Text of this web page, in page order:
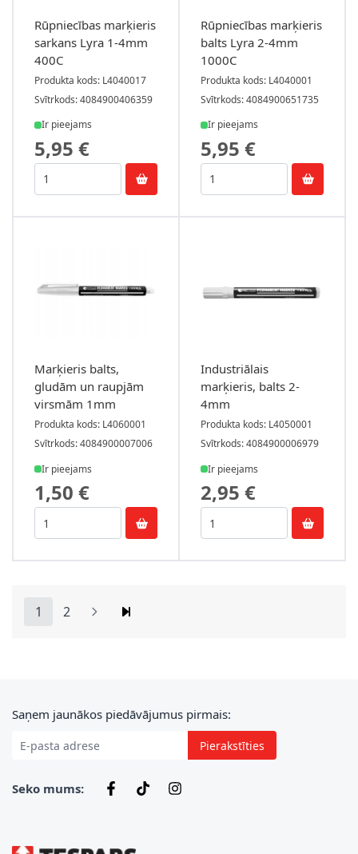
Rūpniecības marķieris
sarkans Lyra 1-4mm
400C
Produkta kods: L4040017
Svītrkods: 4084900406359
Ir pieejams
5,95 €
Rūpniecības marķieris
balts Lyra 2-4mm
1000C
Produkta kods: L4040001
Svītrkods: 4084900651735
Ir pieejams
5,95 €
Marķieris balts,
gludām un raupjām
virsmām 1mm
Produkta kods: L4060001
Svītrkods: 4084900007006
Ir pieejams
1,50 €
Industriālais
marķieris, balts 2-
4mm
Produkta kods: L4050001
Svītrkods: 4084900006979
Ir pieejams
2,95 €
You're currently reading page
1 Lapa
2
E-pasta adrese
Saņem jaunākos piedāvājumus pirmais:
Pierakstīties
Seko mums: